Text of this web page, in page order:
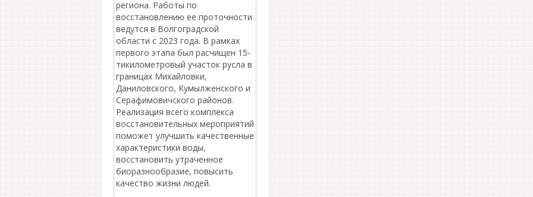
региона. Работы по
восстановлению ее проточности
ведутся в Волгоградской
области с 2023 года. В рамках
первого этапа был расчищен 15-
тикилометровый участок русла в
границах Михайловки,
Даниловского, Кумылженского и
Серафимовичского районов.
Реализация всего комплекса
восстановительных мероприятий
поможет улучшить качественные
характеристики воды,
восстановить утраченное
биоразнообразие, повысить
качество жизни людей.